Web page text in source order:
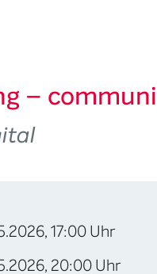
–
17:00 Uhr
20:00 Uhr